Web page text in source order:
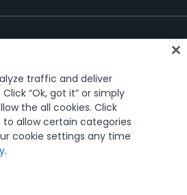
of Use Privacy Policy Cookies Policy
Your Privacy Choices
and robots are registered trademarks
affiliates. UiPath® is a registered trademark
countries across the globe. See TMEP
traffic and deliver
“Ok, got it” or simply
the all cookies. Click
to allow certain categories
cookie settings any time
.